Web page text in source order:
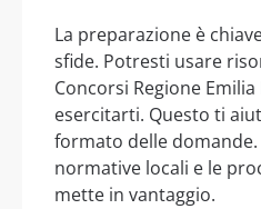
La preparazione è
sfide. Potresti usare
Concorsi Regione
esercitarti. Questo ti
formato delle
normative locali e le
mette in vantaggio.